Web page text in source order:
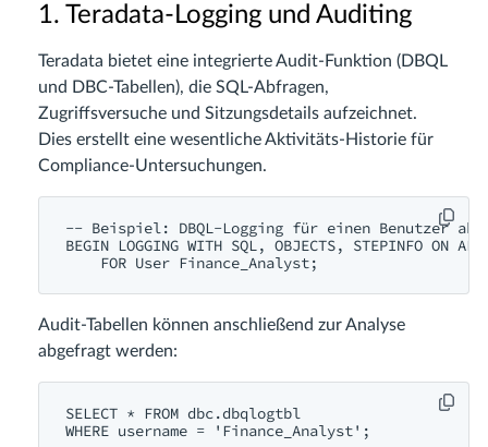
1. Teradata-Logging und Auditing
Teradata bietet eine integrierte Audit-Funktion (DBQL
und DBC-Tabellen), die SQL-Abfragen,
Zugriffsversuche und Sitzungsdetails aufzeichnet.
Dies erstellt eine wesentliche Aktivitäts-Historie für
Compliance-Untersuchungen.
-- Beispiel: DBQL-Logging für einen Benutzer
BEGIN LOGGING WITH SQL, OBJECTS, STEPINFO ON ALL
Audit-Tabellen können anschließend zur Analyse
abgefragt werden:
SELECT * FROM dbc.dbqlogtbl